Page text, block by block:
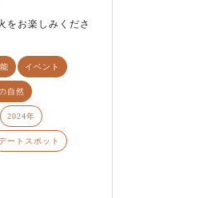
をお楽しみくださ
イベント
自然
2024年
ートスポット